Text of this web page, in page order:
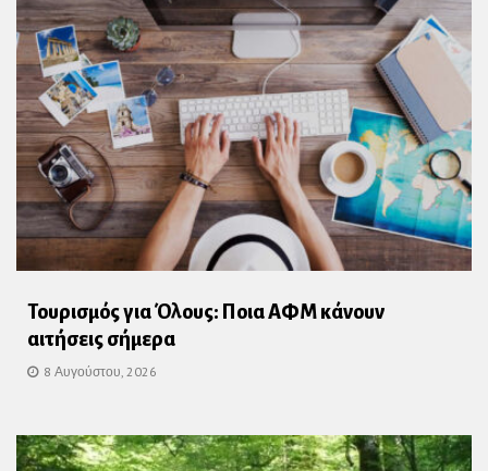
Τουρισμός για Όλους: Ποια ΑΦΜ κάνουν
αιτήσεις σήμερα
8 Αυγούστου, 2026